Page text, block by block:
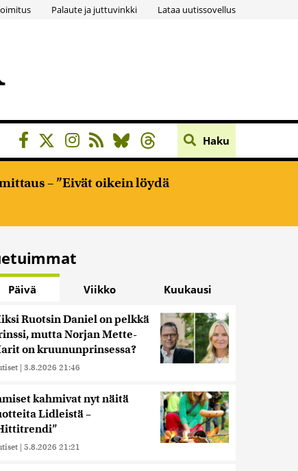
Palaute ja juttuvinkki Lataa uutissovellus
Haku
– ”Eivät oikein löydä
Päivä Viikko Kuukausi
Ruotsin Daniel on pelkkä
mutta Norjan Mette-
on kruununprinsessa?
| 3.8.2026 21:46
kahmivat nyt näitä
Lidleistä –
| 5.8.2026 21:21